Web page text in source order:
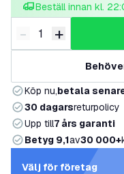
Beställ innan kl.
Minska antal
- Öka antal
+
Köp nu,betala
30 dagarsreturpolicy
Upp till7 års garanti
Betyg 9,1av30 000+
Välj för företag